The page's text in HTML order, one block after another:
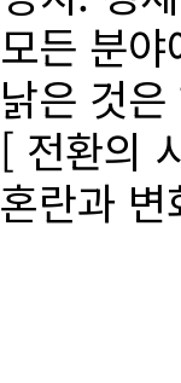
모든 분야
낡은 것
[ 전환의
혼란과